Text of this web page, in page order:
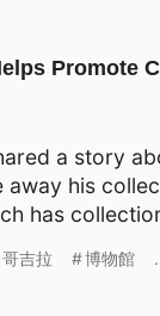
Promote
a story
away his
has
哥吉拉 博物館